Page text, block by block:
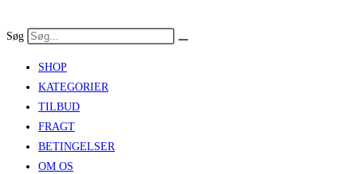
to
Søg
SHOP
KATEGORIER
TILBUD
FRAGT
BETINGELSER
OM OS